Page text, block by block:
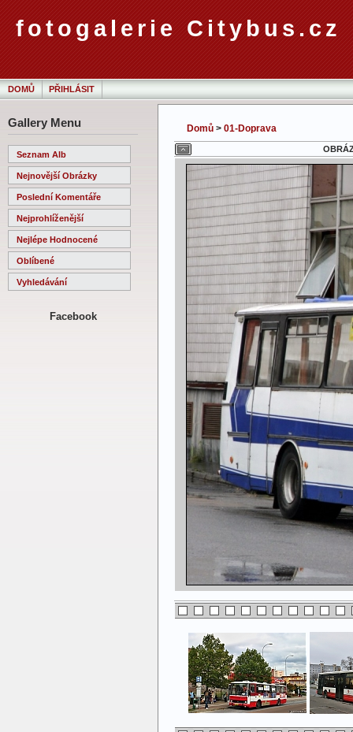
fotogalerie Citybus.cz
DOMŮ PŘIHLÁSIT
Gallery Menu
Seznam Alb
Nejnovější Obrázky
Poslední Komentáře
Nejprohlíženější
Nejlépe Hodnocené
Oblíbené
Vyhledávání
Facebook
Domů > 01-Doprava